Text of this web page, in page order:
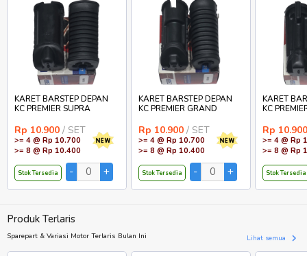
KARET BARSTEP DEPAN
KC PREMIER SUPRA
Rp 10.900 / SET
>= 4 @ Rp 10.700
>= 8 @ Rp 10.400
Stok Tersedia
KARET BARSTEP DEPAN
KC PREMIER GRAND
Rp 10.900 / SET
>= 4 @ Rp 10.700
>= 8 @ Rp 10.400
Stok Tersedia
KARET
KC
Rp 10.900
>= 4 @ Rp
>= 8 @ Rp
Stok Tersedia
Produk Terlaris
Sparepart & Variasi Motor Terlaris Bulan Ini Lihat semua